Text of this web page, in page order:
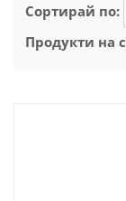
Сортирай по:
Продукти на